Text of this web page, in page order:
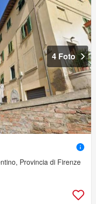
4 Foto
Provincia di Firenze